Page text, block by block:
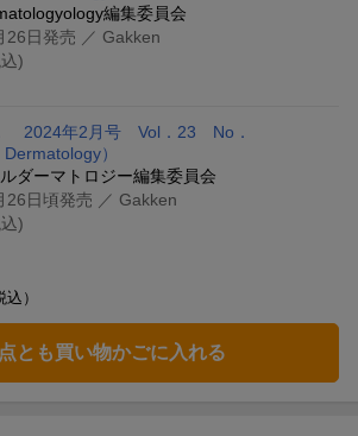
編集委員会
26日発売 ／ Gakken
)
2024年2月号 Vol．23 No．
）
ダーマトロジー編集委員会
26日頃発売 ／ Gakken
)
込）
とも買い物かごに入れる